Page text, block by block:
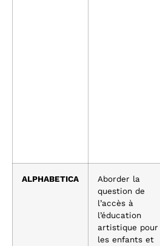
ALPHABETICA
Aborder la
question de
l’accès à
l’éducation
artistique pour
les enfants et